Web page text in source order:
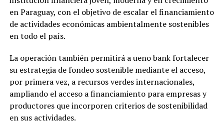
en Paraguay, con el objetivo de escalar el financiamiento
de actividades económicas ambientalmente sostenibles
en todo el país.
La operación también permitirá a ueno bank fortalecer
su estrategia de fondeo sostenible mediante el acceso,
por primera vez, a recursos verdes internacionales,
ampliando el acceso a financiamiento para empresas y
productores que incorporen criterios de sostenibilidad
en sus actividades.